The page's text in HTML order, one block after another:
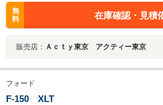
無
料
在庫確認・見積
販売店： Ａｃｔｙ東京 アクティー東京
フォード
F-150 XLT